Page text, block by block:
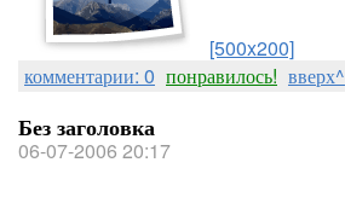
[500x200]
комментарии: 0 понравилось! вверх^
Без заголовка
06-07-2006 20:17